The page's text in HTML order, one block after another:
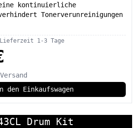
kontinuierliche
Tonerverunreinigungen
Lieferzeit 1-3 Tage
den Einkaufswagen
Drum Kit